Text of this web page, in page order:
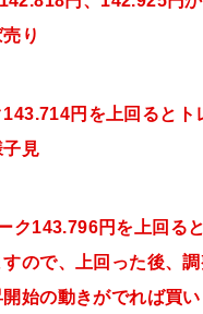
り
円を上回るとト
子見
ク143.796円を上回る
すので、上回った後、
始の動きがでれば買い